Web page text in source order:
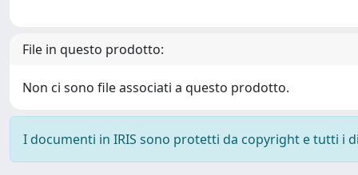
File in questo prodotto:
Non ci sono file associati a questo prodotto.
I documenti in IRIS sono protetti da copyright e tutti i